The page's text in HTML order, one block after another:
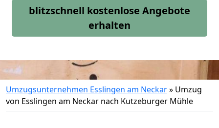
blitzschnell kostenlose Angebote
erhalten
Umzugsunternehmen Esslingen am Neckar» Umzug
von Esslingen am Neckar nach Kutzeburger Mühle